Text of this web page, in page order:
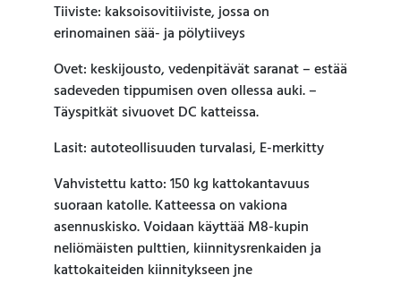
Tiiviste: kaksoisovitiiviste, jossa on
erinomainen sää- ja pölytiiveys
Ovet: keskijousto, vedenpitävät saranat – estää
sadeveden tippumisen oven ollessa auki. –
Täyspitkät sivuovet DC katteissa.
Lasit: autoteollisuuden turvalasi, E-merkitty
Vahvistettu katto: 150 kg kattokantavuus
suoraan katolle. Katteessa on vakiona
asennuskisko. Voidaan käyttää M8-kupin
neliömäisten pulttien, kiinnitysrenkaiden ja
kattokaiteiden kiinnitykseen jne